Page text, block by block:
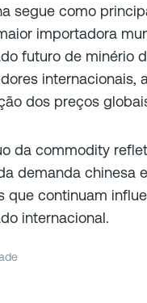
segue como
importadora
futuro de minério
internacionais,
dos preços
da commodity
demanda chinesa
que continuam
internacional.